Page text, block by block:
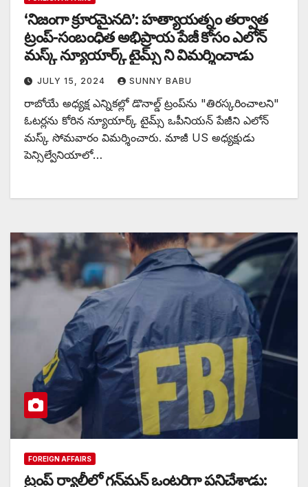
‘నిజంగా క్రూరమైనది’: హత్యాయత్నం తర్వాత
ట్రంప్-సంబంధిత అభిప్రాయ పేజీ కోసం ఎలోన్
మస్క్ న్యూయార్క్ టైమ్స్ ని విమర్శించాడు
JULY 15, 2024 SUNNY BABU
రాబోయే అధ్యక్ష ఎన్నికల్లో డొనాల్డ్ ట్రంప్‌ను "తిరస్కరించాలని"
ఓటర్లను కోరిన న్యూయార్క్ టైమ్స్ ఒపీనియన్ పేజీని ఎలోన్
మస్క్ సోమవారం విమర్శించారు. మాజీ US అధ్యక్షుడు
పెన్సిల్వేనియాలో…
FOREIGN AFFAIRS
ట్రంప్ ర్యాలీలో గన్‌మన్ ఒంటరిగా పనిచేశాడు: